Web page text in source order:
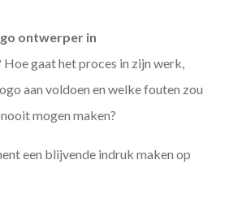
ontwerper in
Hoe gaat het proces in zijn werk,
aan voldoen en welke fouten zou
nooit mogen maken?
een blijvende indruk maken op